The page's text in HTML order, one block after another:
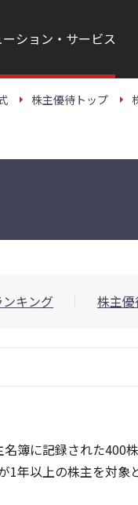
ーション・サービス
株主優待トップ
キング 株主
簿に記録された400
1年以上の株主を対象